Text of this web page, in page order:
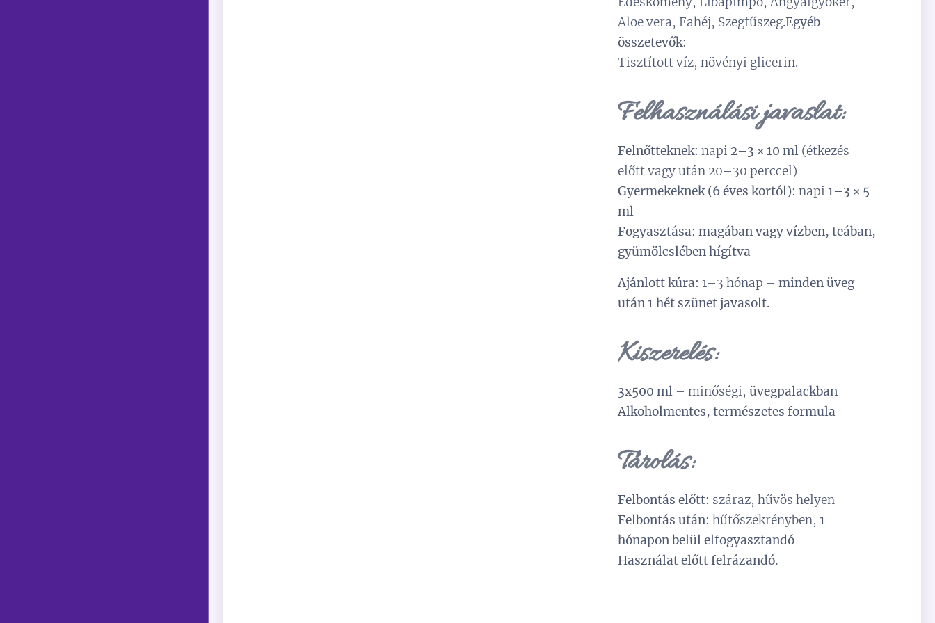
Aloe vera, Fahéj, Szegfűszeg.Egyéb
összetevők:
Tisztított víz, növényi glicerin.
Felhasználási javaslat:
Felnőtteknek: napi 2–3 × 10 ml (étkezés
előtt vagy után 20–30 perccel)
Gyermekeknek (6 éves kortól): napi1–3 × 5
ml
Fogyasztása: magában vagy vízben, teában,
gyümölcslében hígítva
Ajánlott kúra: 1–3 hónap –minden üveg
után 1 hét szünet javasolt.
Kiszerelés:
3x500 ml – minőségi,üvegpalackban
Alkoholmentes, természetes formula
Tárolás:
Felbontás előtt: száraz, hűvös helyen
Felbontás után: hűtőszekrényben,1
hónapon belül elfogyasztandó
Használat előtt felrázandó.